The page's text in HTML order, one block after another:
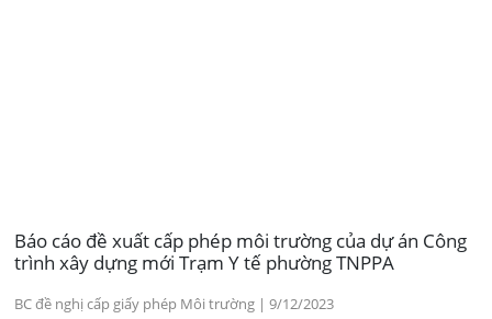
Báo cáo đề xuất cấp phép môi trường của dự án Công
trình xây dựng mới Trạm Y tế phường TNPPA
BC đề nghị cấp giấy phép Môi trường | 9/12/2023